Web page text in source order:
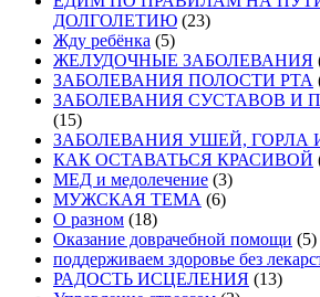
ДОЛГОЛЕТИЮ (23)
Жду ребёнка (5)
ЖЕЛУДОЧНЫЕ ЗАБОЛЕВАНИЯ
ЗАБОЛЕВАНИЯ ПОЛОСТИ РТА
ЗАБОЛЕВАНИЯ СУСТАВОВ И
(15)
ЗАБОЛЕВАНИЯ УШЕЙ, ГОРЛА
КАК ОСТАВАТЬСЯ КРАСИВОЙ
МЕД и медолечение (3)
МУЖСКАЯ ТЕМА (6)
О разном (18)
Оказание доврачебной помощи (5)
поддерживаем здоровье без
РАДОСТЬ ИСЦЕЛЕНИЯ (13)